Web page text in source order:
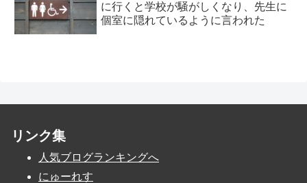
に行くと学校が騒がしくなり、先生に
個室に隠れているように言われた
リンク集
人気ブログランキングへ
にゅーれす